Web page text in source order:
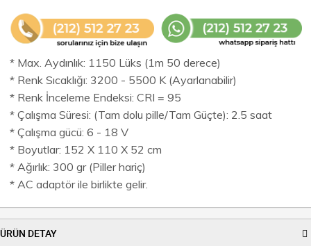
* Max. Aydınlık: 1150 Lüks (1m 50 derece)
* Renk Sıcaklığı: 3200 - 5500 K (Ayarlanabilir)
* Renk İnceleme Endeksi: CRI = 95
* Çalışma Süresi: (Tam dolu pille/Tam Güçte): 2.5 saat
* Çalışma gücü: 6 - 18 V
* Boyutlar: 152 X 110 X 52 cm
* Ağırlık: 300 gr (Piller hariç)
* AC adaptör ile birlikte gelir.
ÜRÜN DETAY